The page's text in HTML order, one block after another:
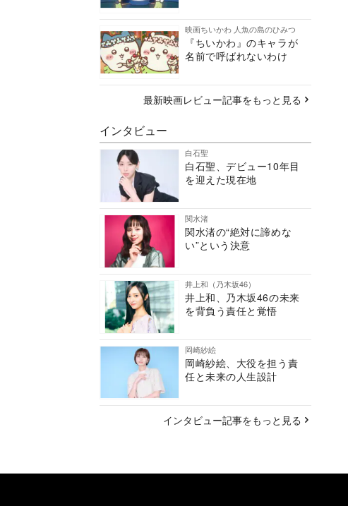
映画ちいかわ 人魚の島のひみつ
『ちいかわ』のキャラが
名前で呼ばれないわけ
最新映画レビュー記事をもっと見る
インタビュー
白石聖
白石聖、デビュー10年目
を迎えた現在地
関水渚
関水渚の“絶対に諦めな
い”という決意
井上和（乃木坂46）
井上和、乃木坂46の未来
を背負う責任と覚悟
岡崎紗絵
岡崎紗絵、大役を担う責
任と未来の人生設計
インタビュー記事をもっと見る